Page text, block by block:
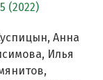
(2022)
Анна
Илья